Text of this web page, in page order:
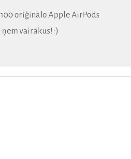
oriģinālo Apple AirPods
vairākus! :)